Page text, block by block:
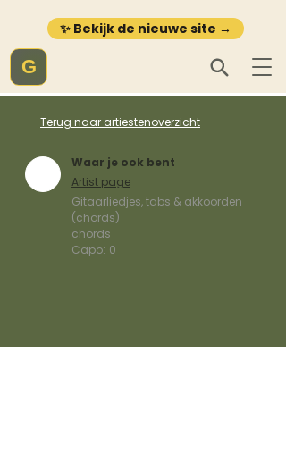
✨ Bekijk de nieuwe site →
G
Terug naar artiestenoverzicht
Waar je ook bent
Artist page
Gitaarliedjes, tabs & akkoorden
(chords)
chords
Capo: 0